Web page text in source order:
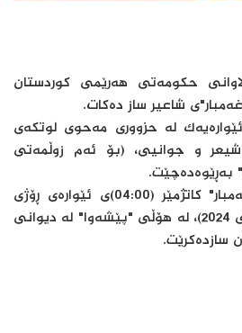
حکومه‌تى هه‌رێمى کوردستان
شاعیر ساز ده‌کات.
له‌ حزوورى مه‌حوى لوتکه‌ى
شیعر و جوانیی، (بۆ ئه‌م زوڵمه‌تى
به‌ڕێوه‌ده‌چێت.
کۆڕى شیعرى "جه‌مال غه‌مبار" کاتژمێر (04:00)ى ئێواره‌ى ڕۆژى
پێنجشه‌ممه‌ (1ـى شوباتى 2024)، له‌ هۆڵى "پێشه‌وا" له‌ دیوانى
سازده‌کرێت.